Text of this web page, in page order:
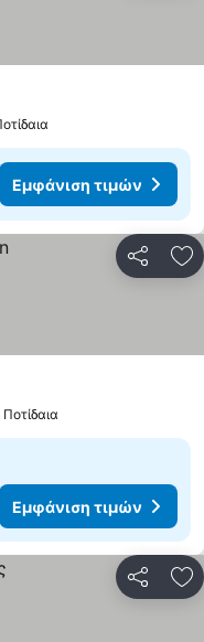
Εμφάνιση τιμών
Εμφάνιση τιμών